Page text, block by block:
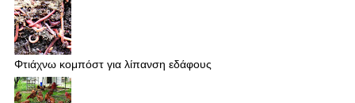
Φτιάχνω κομπόστ για λίπανση εδάφους